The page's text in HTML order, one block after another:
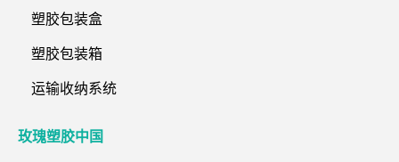
塑胶包装盒
塑胶包装箱
运输收纳系统
玫瑰塑胶中国